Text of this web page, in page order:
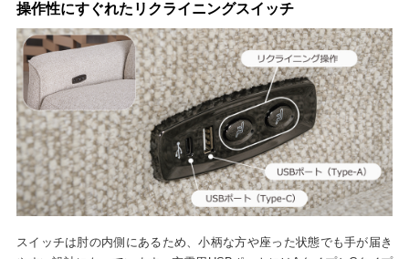
操作性にすぐれたリクライニングスイッチ
スイッチは肘の内側にあるため、小柄な方や座った状態でも手が届き